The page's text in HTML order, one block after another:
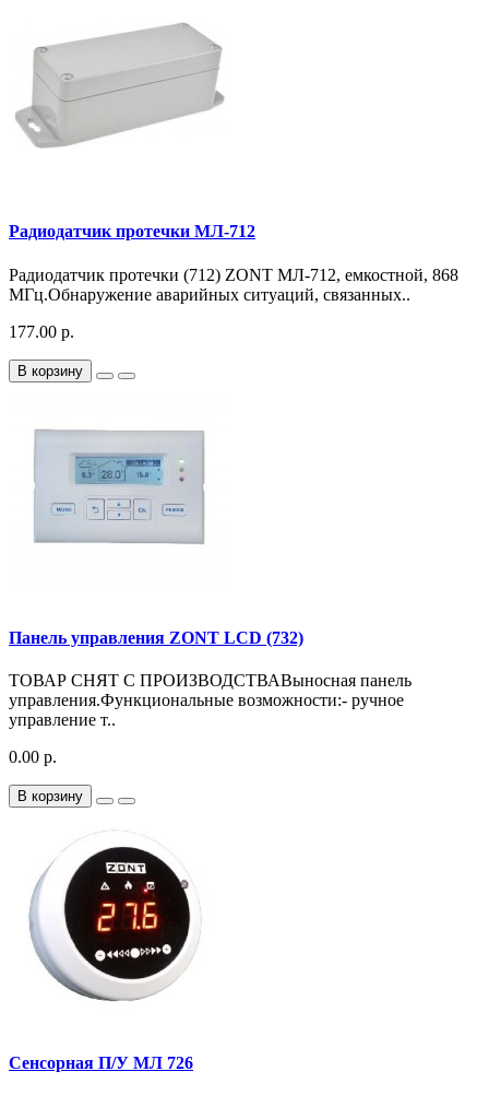
Радиодатчик протечки МЛ-712
Радиодатчик протечки (712) ZONT МЛ‑712, емкостной, 868
МГц.Обнаружение аварийных ситуаций, связанных..
177.00 р.
В корзину
Панель управления ZONT LCD (732)
ТОВАР СНЯТ С ПРОИЗВОДСТВАВыносная панель
управления.Функциональные возможности:- ручное
управление т..
0.00 р.
В корзину
Сенсорная П/У МЛ 726